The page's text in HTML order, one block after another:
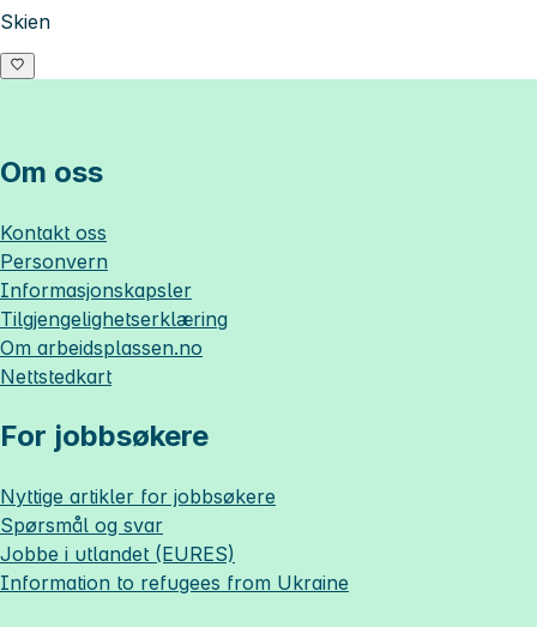
Skien
Om oss
Kontakt oss
Personvern
Informasjonskapsler
Tilgjengelighetserklæring
Om arbeidsplassen.no
Nettstedkart
For jobbsøkere
Nyttige artikler for jobbsøkere
Spørsmål og svar
Jobbe i utlandet (EURES)
Information to refugees from Ukraine